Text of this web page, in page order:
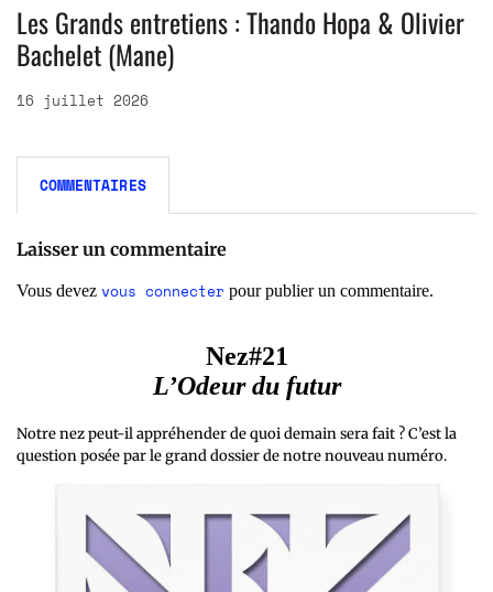
Les Grands entretiens : Thando Hopa & Olivier
Bachelet (Mane)
16 juillet 2026
COMMENTAIRES
Laisser un commentaire
Vous devez vous connecter pour publier un commentaire.
Nez#21
L’Odeur du futur
Notre nez peut-il appréhender de quoi demain sera fait ? C’est la
question posée par le grand dossier de notre nouveau numéro.